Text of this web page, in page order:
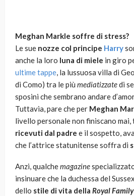
Meghan Markle soffre di stress?
Le sue nozze col principe Harry
anche la loro luna di miele in giro
ultime tappe, la lussuosa villa di
di Como) tra le più mediatizzatedi
sposini che sembrano andare
Tuttavia, pare che per Meghan
livello personale non finiscano
ricevuti dal padre e il sospetto,
che l’attrice statunitense soffra di
Anzi, qualchemagazine
insinuare che la duchessa del
dello stile di vita della Royal Family